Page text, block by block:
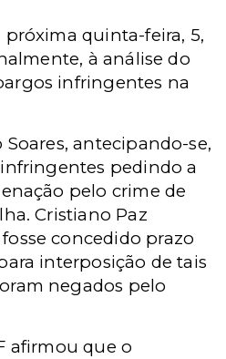
próxima quinta-feira, 5,
à análise do
infringentes na
antecipando-se,
pedindo a
pelo crime de
Cristiano Paz
concedido prazo
interposição de tais
negados pelo
afirmou que o